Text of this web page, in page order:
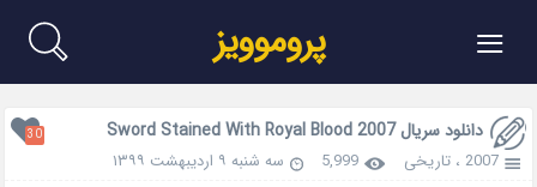
≡ پروموویز
دانلود سریال Sword Stained With Royal Blood 2007 30
2007 ،تاریخی 5,999 سه شنبه ۹ اردیبهشت ۱۳۹۹